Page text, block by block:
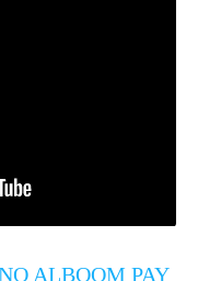
ALBOOM PAY